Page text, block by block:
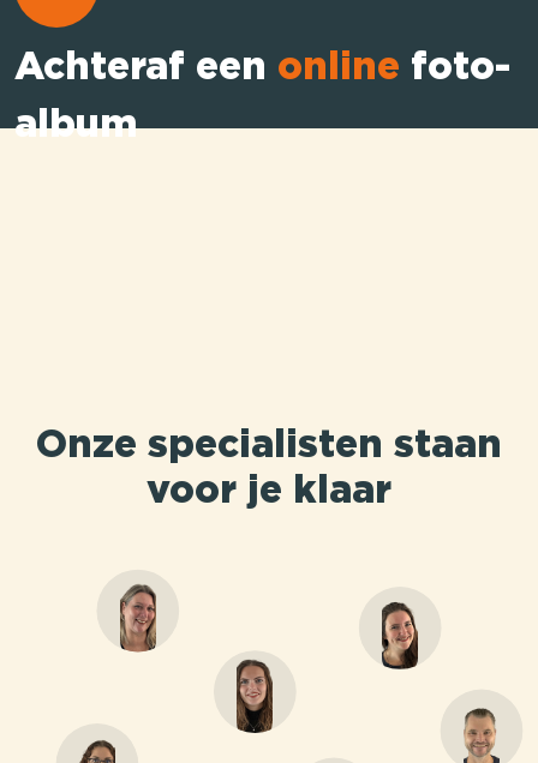
Achteraf een online foto-
album
Onze specialisten staan
voor je klaar